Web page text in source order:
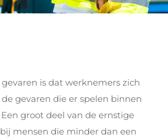
is dat werknemers zich
gevaren die er spelen binnen
groot deel van de ernstige
mensen die minder dan een